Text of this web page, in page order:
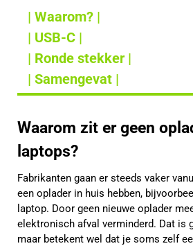
| Waarom? |
| USB-C |
| Ronde stekker |
| Samengevat |
Waarom zit er geen
laptops?
Fabrikanten gaan er steeds vaker
een oplader in huis hebben,
laptop. Door geen nieuwe oplader
elektronisch afval verminderd. Dat is
maar betekent wel dat je soms zelf